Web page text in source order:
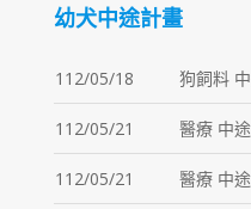
幼犬中途計畫
112/05/18 狗飼料
112/05/21 醫療 中
112/05/21 醫療 中